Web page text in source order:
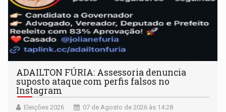
ADAILTON FÚRIA: Assessoria denuncia
suposto ataque com perfis falsos no
Instagram
Eleições 2026 07 de Agosto de 2026 às 14:28